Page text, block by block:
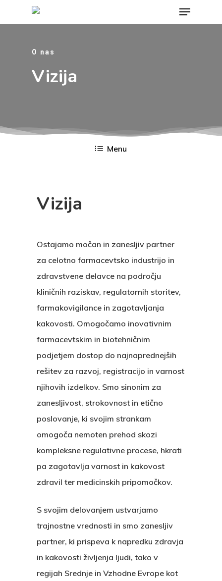
O nas
Vizija
Menu
Vizija
Ostajamo močan in zanesljiv partner
za celotno farmacevtsko industrijo in
zdravstvene delavce na področju
kliničnih raziskav, regulatornih storitev,
farmakovigilance in zagotavljanja
kakovosti. Omogočamo inovativnim
farmacevtskim in biotehničnim
podjetjem dostop do najnaprednejših
rešitev za razvoj, registracijo in varnost
njihovih izdelkov. Smo sinonim za
zanesljivost, strokovnost in etično
poslovanje, ki svojim strankam
omogoča nemoten prehod skozi
kompleksne regulativne procese, hkrati
pa zagotavlja varnost in kakovost
zdravil ter medicinskih pripomočkov.
S svojim delovanjem ustvarjamo
trajnostne vrednosti in smo zanesljiv
partner, ki prispeva k napredku zdravja
in kakovosti življenja ljudi, tako v
regijah Srednje in Vzhodne Evrope kot
Storitve
Klinične Raziskave
Izkušnje
O Nas